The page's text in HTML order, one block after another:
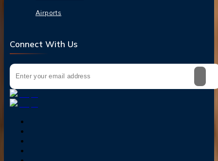
Airports
Connect With Us